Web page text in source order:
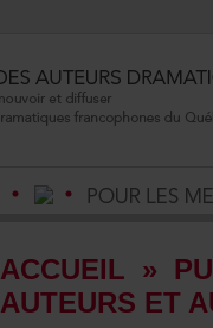
ACCUEIL »